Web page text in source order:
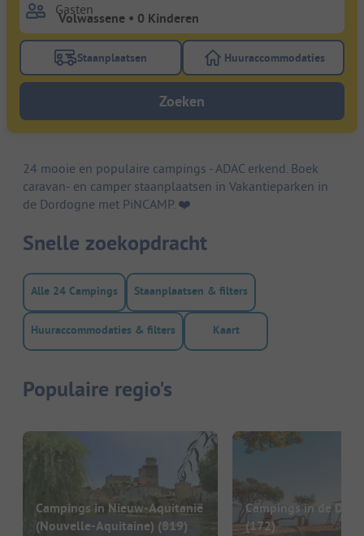
Gasten
Gebruik de filterknop staanplaatsen om te zoeken
Staanplaatsen Gebruik de
Huuraccommodaties
Zoeken
24 mooie en populaire campings - ADAC erkend. Boek
caravan- en camper staanplaatsen in Vakantieparken in
de Dordogne met PiNCAMP. ❤️️
Snelle zoekopdracht
Alle 24 Campings Staanplaatsen & filters
Huuraccommodaties & filters Kaart
Populaire regio's
Campings in Nieuw-Aquitanië
(Nouvelle-Aquitaine) (819)
Campings in de
(172)